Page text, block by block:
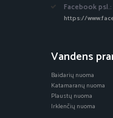
Facebook psl.:
https://
Vandens
Baidarių nuoma
Katamaranų nuoma
Plaustų nuoma
Irklenčių nuoma